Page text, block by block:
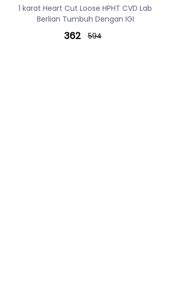
1 karat Heart Cut Loose HPHT CVD Lab
Berlian Tumbuh Dengan IGI
362 594